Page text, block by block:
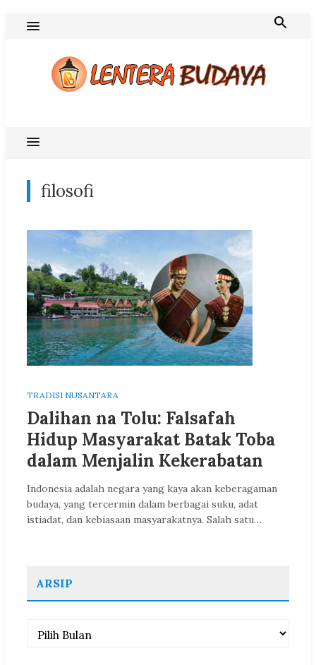
filosofi
TRADISI NUSANTARA
Dalihan na Tolu: Falsafah
Hidup Masyarakat Batak Toba
dalam Menjalin Kekerabatan
Indonesia adalah negara yang kaya akan keberagaman
budaya, yang tercermin dalam berbagai suku, adat
istiadat, dan kebiasaan masyarakatnya. Salah satu…
ARSIP
Arsip